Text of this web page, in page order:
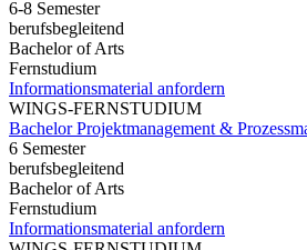
6-8 Semester
berufsbegleitend
Bachelor of Arts
Fernstudium
Informationsmaterial anfordern
WINGS-FERNSTUDIUM
Bachelor Projektmanagement &
6 Semester
berufsbegleitend
Bachelor of Arts
Fernstudium
Informationsmaterial anfordern